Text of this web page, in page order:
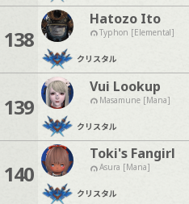
138
Hatozo Ito
Typhon [Elemental]
クリスタル
139
Vui Lookup
Masamune [Mana]
クリスタル
140
Toki's Fangirl
Asura [Mana]
クリスタル